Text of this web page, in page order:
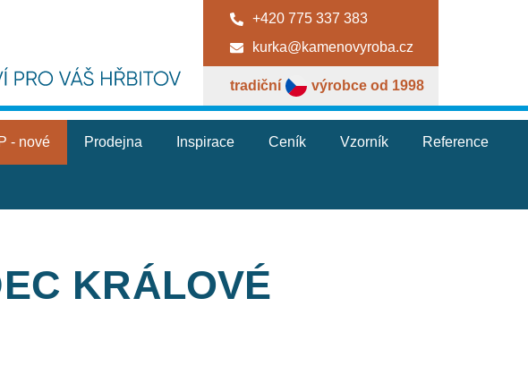
+420 775 337 383
kurka@kamenovyroba.cz
tradiční výrobce od 1998
- nové Prodejna Inspirace Ceník Vzorník Reference
KRÁLOVÉ